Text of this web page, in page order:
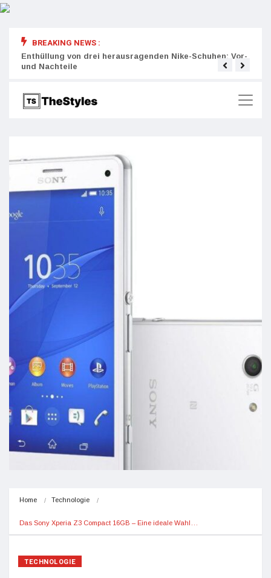
BREAKING NEWS :
Enthüllung von drei herausragenden Nike-Schuhen: Vor-
und Nachteile
Home Technologie
Das Sony Xperia Z3 Compact 16GB – Eine ideale Wahl…
TECHNOLOGIE